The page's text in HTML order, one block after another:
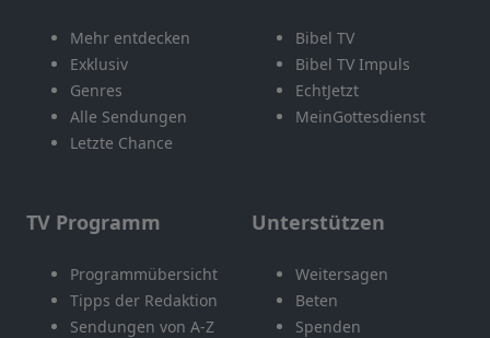
Mehr entdecken
Exklusiv
Genres
Alle Sendungen
Letzte Chance
Bibel TV
Bibel TV Impuls
EchtJetzt
MeinGottesdienst
TV Programm
Programmübersicht
Tipps der Redaktion
Sendungen von A-Z
Unterstützen
Weitersagen
Beten
Spenden